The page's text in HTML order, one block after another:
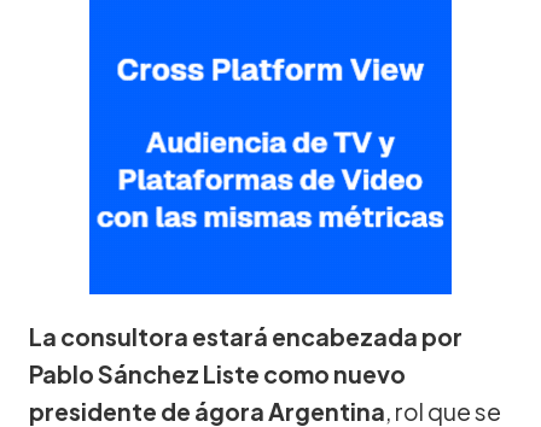
La consultora estará encabezada por
Pablo Sánchez Liste como nuevo
presidente de ágora Argentina, rol que se